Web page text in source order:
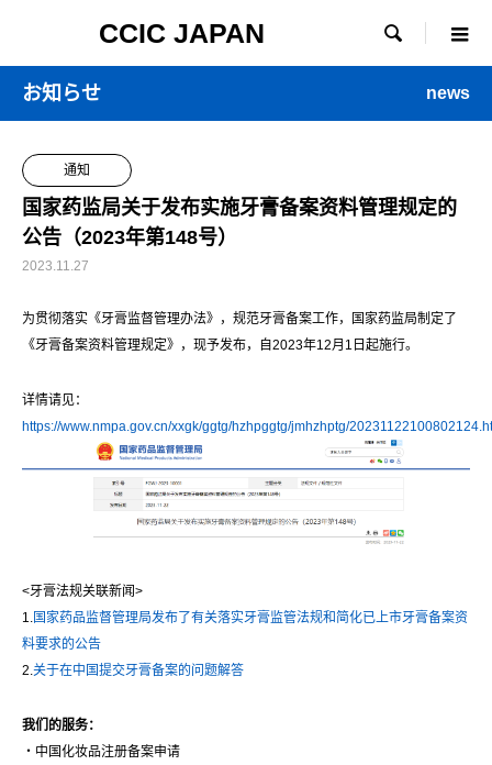
CCIC JAPAN 
お知らせ news
通知
国家药监局关于发布实施牙膏备案资料管理规定的
公告（2023年第148号）
2023.11.27
为贯彻落实《牙膏监督管理办法》，规范牙膏备案工作，国家药监局制定了
《牙膏备案资料管理规定》，现予发布，自2023年12月1日起施行。
详情请见：
https://www.nmpa.gov.cn/xxgk/ggtg/hzhpggtg/jmhzhptg/
<牙膏法规关联新闻>
1.国家药品监督管理局发布了有关落实牙膏监管法规和简化已上市牙膏备案资
料要求的公告
2.关于在中国提交牙膏备案的问题解答
我们的服务：
・中国化妆品注册备案申请